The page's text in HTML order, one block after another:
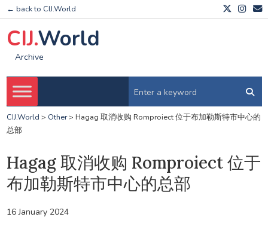
← back to CIJ.World
CIJ.World
Archive
CIJ.World > Other> Hagag 取消收购 Romproiect 位于布加勒斯特市中心的
总部
Hagag 取消收购 Romproiect 位于
布加勒斯特市中心的总部
16 January 2024